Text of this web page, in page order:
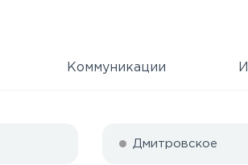
Коммуникации
Дмитровское